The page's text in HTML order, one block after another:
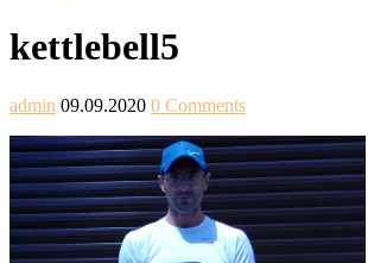
kettlebell5
admin 09.09.2020 0 Comments